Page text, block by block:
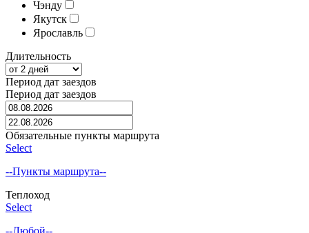
Чэнду
Якутск
Ярославль
Длительность
Период дат заездов
Период дат заездов
Обязательные пункты маршрута
Select
--Пункты маршрута--
Теплоход
Select
--Любой--